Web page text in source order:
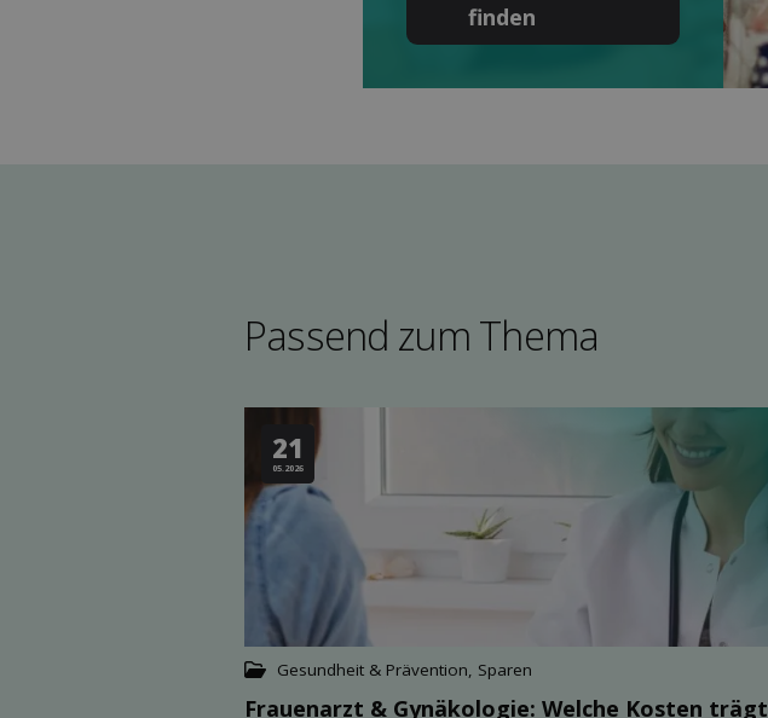
finden
Passend zum Thema
21
05.2026
Gesundheit & Prävention, Sparen
Frauenarzt & Gynäkologie: Welche Kosten trägt